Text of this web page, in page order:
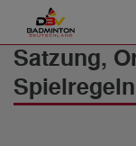
Satzung,